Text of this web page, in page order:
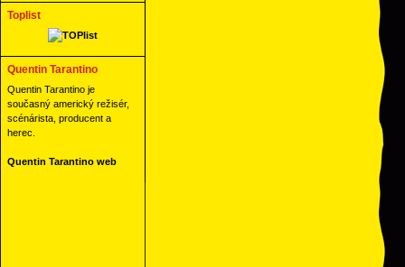
Toplist
Quentin Tarantino
Quentin Tarantino je
současný americký režisér,
scénárista, producent a
herec.
Quentin Tarantino web